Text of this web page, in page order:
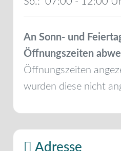
An Sonn- und
Öffnungszeiten
Öffnungszeiten
wurden diese nicht
Adresse